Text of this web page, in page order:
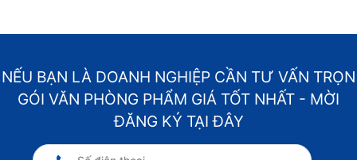
NẾU BẠN LÀ DOANH NGHIỆP CẦN TƯ VẤN TRỌN
GÓI VĂN PHÒNG PHẨM GIÁ TỐT NHẤT - MỜI
ĐĂNG KÝ TẠI ĐÂY